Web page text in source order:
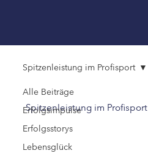
Alle Beiträge
Erfolgsimpulse
Erfolgsstorys
Lebensglück
Spitzenleistung im Profisport
Spitzenleistung im Profisport